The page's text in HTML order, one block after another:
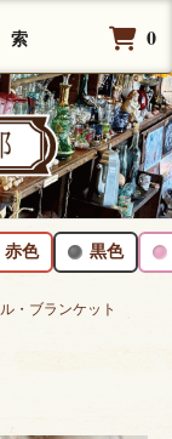
索 0
赤色 黒色
・ブランケット